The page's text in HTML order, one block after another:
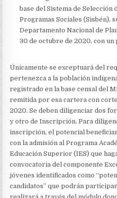
base del Sistema de Selección
Programas Sociales (Sisbén),
Departamento Nacional de
30 de octubre de 2020, con
Únicamente se exceptuará del
pertenezca a la población
registrado en la base censal del
remitida por esa cartera con
2020. Se deben diligenciar dos
y otro de Inscripción. Para
inscripción, el potencial
con la admisión al Programa
Educación Superior (IES) que
convocatoria del componente
jóvenes identificados como
candidatos” que podrán